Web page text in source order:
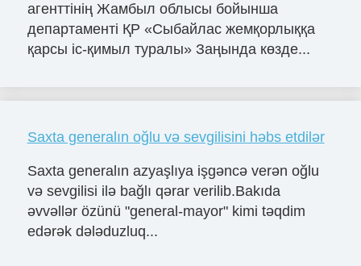
агенттінің Жамбыл облысы бойынша
департаменті ҚР «Сыбайлас жемқорлыққа
қарсы іс-қимыл туралы» Заңында көзде...
Saxta generalın oğlu və sevgilisini həbs etdilər
Saxta generalın azyaşlıya işgəncə verən oğlu
və sevgilisi ilə bağlı qərar verilib.Bakıda
əvvəllər özünü "general-mayor" kimi təqdim
edərək dələduzluq...